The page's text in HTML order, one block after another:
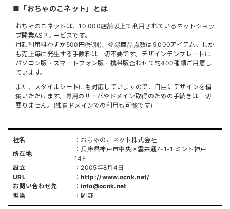
■「おちゃのこネット」とは
おちゃのこネットは、10,000店舗以上で利用されているネットショッ
プ開業ASPサービスです。
月額利用料わずか500円(税別)、登録商品点数は5,000アイテム、しか
も売上毎に発生する手数料は一切不要です。デザインテンプレートは
パソコン版・スマートフォン版・携帯版合わせて約400種類ご用意し
ています。
また、スタイルシートにも対応していますので、自由にデザインを編
集いただけます。専用のサーバやドメイン取得のための手続きは一切
要りません。(独自ドメインでの利用も可能です)
社名
：おちゃのこネット株式会社
所在地
：兵庫県神戸市中央区雲井通7-1-1 ミント神戸
14F
設立
：2005年8月4日
URL
：http://www.ocnk.net/
お問い合わせ先
：info@ocnk.net
担当
：岡野